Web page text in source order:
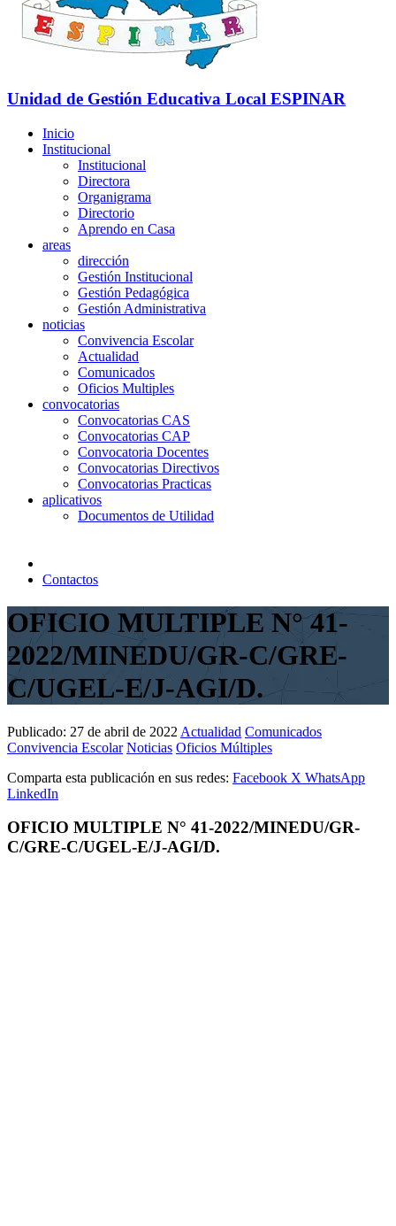
Unidad de Gestión Educativa Local ESPINAR
Inicio
Institucional
Institucional
Directora
Organigrama
Directorio
Aprendo en Casa
areas
dirección
Gestión Institucional
Gestión Pedagógica
Gestión Administrativa
noticias
Convivencia Escolar
Actualidad
Comunicados
Oficios Multiples
convocatorias
Convocatorias CAS
Convocatorias CAP
Convocatoria Docentes
Convocatorias Directivos
Convocatorias Practicas
aplicativos
Documentos de Utilidad
Contactos
OFICIO MULTIPLE N° 41-
2022/MINEDU/GR-C/GRE-
C/UGEL-E/J-AGI/D.
Publicado: 27 de abril de 2022 Actualidad Comunicados
Convivencia Escolar Noticias Oficios Múltiples
Comparta esta publicación en sus redes: Facebook X WhatsApp
LinkedIn
OFICIO MULTIPLE N° 41-2022/MINEDU/GR-
C/GRE-C/UGEL-E/J-AGI/D.